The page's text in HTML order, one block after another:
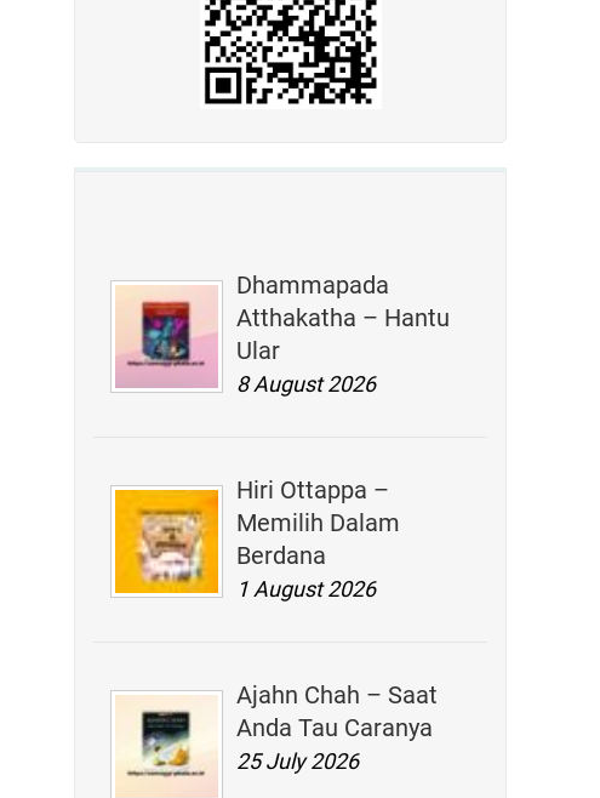
Dhammapada
Atthakatha – Hantu
Ular
8 August 2026
Hiri Ottappa –
Memilih Dalam
Berdana
1 August 2026
Ajahn Chah – Saat
Anda Tau Caranya
25 July 2026